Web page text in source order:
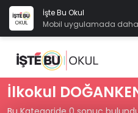
İşte Bu Okul
Mobil uygulamada daha
İlkokul